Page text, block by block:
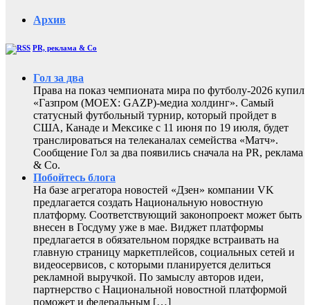
Архив
PR, реклама & Co
Гол за два
Права на показ чемпионата мира по футболу-2026 купил
«Газпром (MOEX: GAZP)-медиа холдинг». Самый
статусный футбольный турнир, который пройдет в
США, Канаде и Мексике с 11 июня по 19 июля, будет
транслироваться на телеканалах семейства «Матч».
Сообщение Гол за два появились сначала на PR, реклама
& Co.
Побойтесь блога
На базе агрегатора новостей «Дзен» компании VK
предлагается создать Национальную новостную
платформу. Соответствующий законопроект может быть
внесен в Госдуму уже в мае. Виджет платформы
предлагается в обязательном порядке встраивать на
главную страницу маркетплейсов, социальных сетей и
видеосервисов, с которыми планируется делиться
рекламной выручкой. По замыслу авторов идеи,
партнерство с Национальной новостной платформой
поможет и федеральным […]